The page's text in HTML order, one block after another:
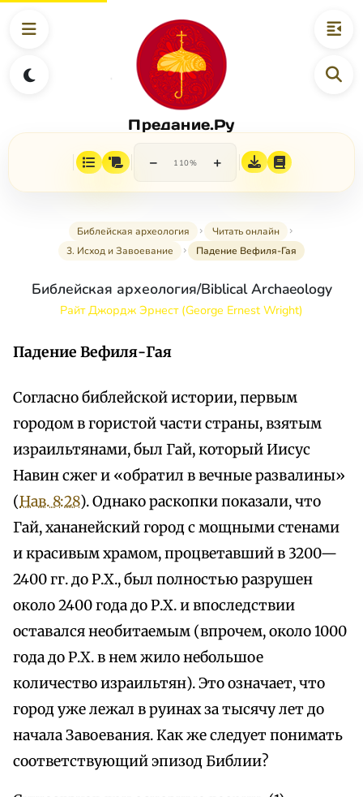
Предание.Ру
− 110% +
Библейская археология
Читать онлайн
3. Исход и Завоевание
Падение Вефиля-Гая
Библейская археология/Biblical Archaeology
Райт Джордж Эрнест (George Ernest Wright)
Падение Вефиля-Гая
Согласно библейской истории, первым
городом в гористой части страны, взятым
израильтянами, был Гай, который Иисус
Навин сжег и «обратил в вечные развалины»
(Нав. 8:28). Однако раскопки показали, что
Гай, хананейский город с мощными стенами
и красивым храмом, процветавший в 3200—
2400 гг. до Р.Х., был полностью разрушен
около 2400 года до Р.Х. и впоследствии
оставался необитаемым (впрочем, около 1000
года до Р.Х. в нем жило небольшое
количество израильтян). Это означает, что
город уже лежал в руинах за тысячу лет до
начала Завоевания. Как же следует понимать
соответствующий эпизод Библии?